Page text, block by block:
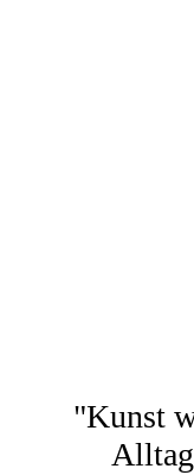
"Kunst